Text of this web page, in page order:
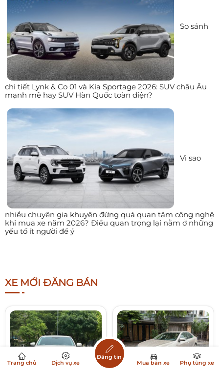
So sánh
chi tiết Lynk & Co 01 và Kia Sportage 2026: SUV châu Âu
mạnh mẽ hay SUV Hàn Quốc toàn diện?
Vì sao
nhiều chuyên gia khuyên đừng quá quan tâm công nghệ
khi mua xe năm 2026? Điều quan trọng lại nằm ở những
yếu tố ít người để ý
XE MỚI ĐĂNG BÁN
Trang chủ Dịch vụ xe
Đăng tin
Mua bán xe
Phụ tùng xe